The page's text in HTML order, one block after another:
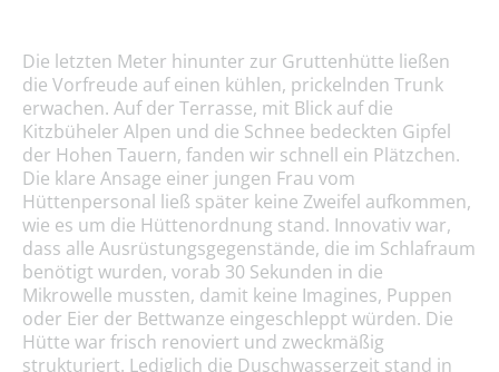
Die letzten Meter hinunter zur Gruttenhütte ließen
die Vorfreude auf einen kühlen, prickelnden Trunk
erwachen. Auf der Terrasse, mit Blick auf die
Kitzbüheler Alpen und die Schnee bedeckten Gipfel
der Hohen Tauern, fanden wir schnell ein Plätzchen.
Die klare Ansage einer jungen Frau vom
Hüttenpersonal ließ später keine Zweifel aufkommen,
wie es um die Hüttenordnung stand. Innovativ war,
dass alle Ausrüstungsgegenstände, die im Schlafraum
benötigt wurden, vorab 30 Sekunden in die
Mikrowelle mussten, damit keine Imagines, Puppen
oder Eier der Bettwanze eingeschleppt würden. Die
Hütte war frisch renoviert und zweckmäßig
strukturiert. Lediglich die Duschwasserzeit stand in